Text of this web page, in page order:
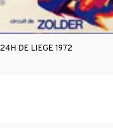
24H DE LIEGE 1972